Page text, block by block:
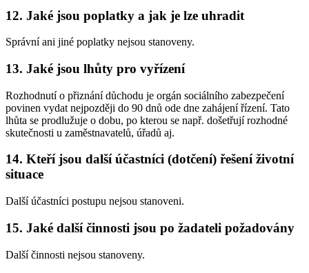
12. Jaké jsou poplatky a jak je lze uhradit
Správní ani jiné poplatky nejsou stanoveny.
13. Jaké jsou lhůty pro vyřízení
Rozhodnutí o přiznání důchodu je orgán sociálního zabezpečení
povinen vydat nejpozději do 90 dnů ode dne zahájení řízení. Tato
lhůta se prodlužuje o dobu, po kterou se např. došetřují rozhodné
skutečnosti u zaměstnavatelů, úřadů aj.
14. Kteří jsou další účastníci (dotčení) řešení životní
situace
Další účastníci postupu nejsou stanoveni.
15. Jaké další činnosti jsou po žadateli požadovány
Další činnosti nejsou stanoveny.